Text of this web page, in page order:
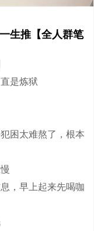
生推【全人群笔
是炼狱
困太难熬了，根本
，早上起来先喝咖